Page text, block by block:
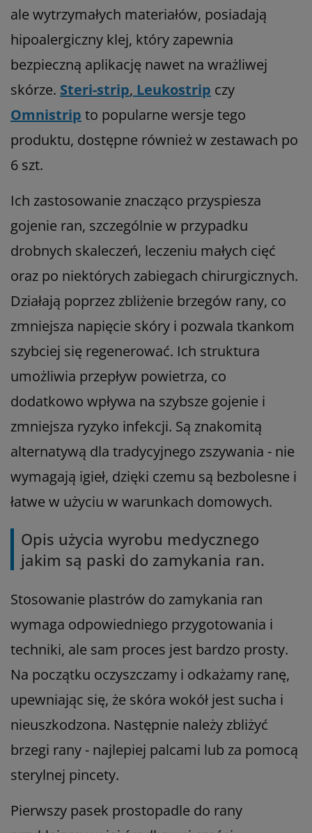
ale wytrzymałych materiałów, posiadają
hipoalergiczny klej, który zapewnia
bezpieczną aplikację nawet na wrażliwej
skórze. Steri-strip, Leukostrip czy
Omnistrip to popularne wersje tego
produktu, dostępne również w zestawach po
6 szt.
Ich zastosowanie znacząco przyspiesza
gojenie ran, szczególnie w przypadku
drobnych skaleczeń, leczeniu małych cięć
oraz po niektórych zabiegach chirurgicznych.
Działają poprzez zbliżenie brzegów rany, co
zmniejsza napięcie skóry i pozwala tkankom
szybciej się regenerować. Ich struktura
umożliwia przepływ powietrza, co
dodatkowo wpływa na szybsze gojenie i
zmniejsza ryzyko infekcji. Są znakomitą
alternatywą dla tradycyjnego zszywania - nie
wymagają igieł, dzięki czemu są bezbolesne i
łatwe w użyciu w warunkach domowych.
Opis użycia wyrobu medycznego
jakim są paski do zamykania ran.
Stosowanie plastrów do zamykania ran
wymaga odpowiedniego przygotowania i
techniki, ale sam proces jest bardzo prosty.
Na początku oczyszczamy i odkażamy ranę,
upewniając się, że skóra wokół jest sucha i
nieuszkodzona. Następnie należy zbliżyć
brzegi rany - najlepiej palcami lub za pomocą
sterylnej pincety.
Pierwszy pasek prostopadle do rany